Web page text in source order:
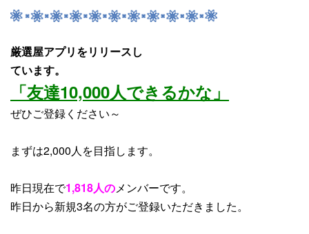
厳選屋アプリをリリースし
ています。
「友達10,000人できるかな」
ぜひご登録ください～
まずは2,000人を目指します。
昨日現在で1,818人のメンバーです。
昨日から新規3名の方がご登録いただきました。